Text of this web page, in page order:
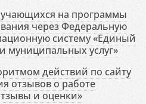
на программы
через Федеральную
систему «Единый
муниципальных услуг»
действий по сайту
отзывов о работе
и оценки»